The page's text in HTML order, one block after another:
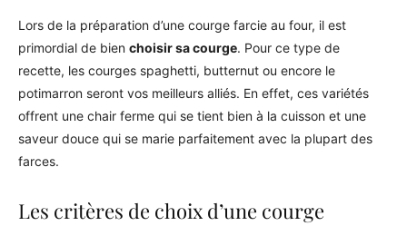
Lors de la préparation d’une courge farcie au four, il est
primordial de bien choisir sa courge. Pour ce type de
recette, les courges spaghetti, butternut ou encore le
potimarron seront vos meilleurs alliés. En effet, ces variétés
offrent une chair ferme qui se tient bien à la cuisson et une
saveur douce qui se marie parfaitement avec la plupart des
farces.
Les critères de choix d’une courge